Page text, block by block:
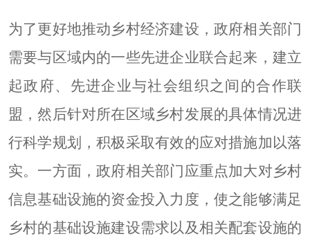
为了更好地推动乡村经济建设，政府相关部门
需要与区域内的一些先进企业联合起来，建立
起政府、先进企业与社会组织之间的合作联
盟，然后针对所在区域乡村发展的具体情况进
行科学规划，积极采取有效的应对措施加以落
实。一方面，政府相关部门应重点加大对乡村
信息基础设施的资金投入力度，使之能够满足
乡村的基础设施建设需求以及相关配套设施的